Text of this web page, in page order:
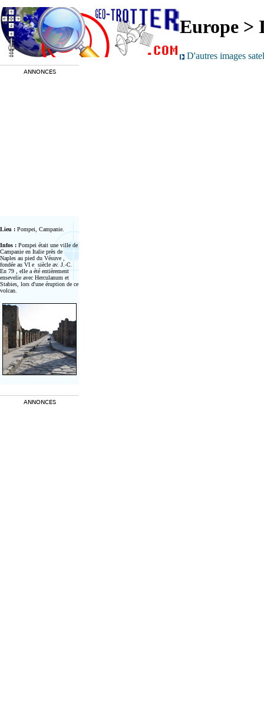
Europe >
D'autres images
ANNONCES
Lieu : Pompei, Campanie.
Infos : Pompei était une ville de
Campanie en Italie près de
Naples au pied du Vésuve ,
fondée au VI e siècle av. J.-C
En 79 , elle a été entièrement
ensevelie avec Herculanum et
Stabies, lors d'une éruption de ce
volcan.
ANNONCES